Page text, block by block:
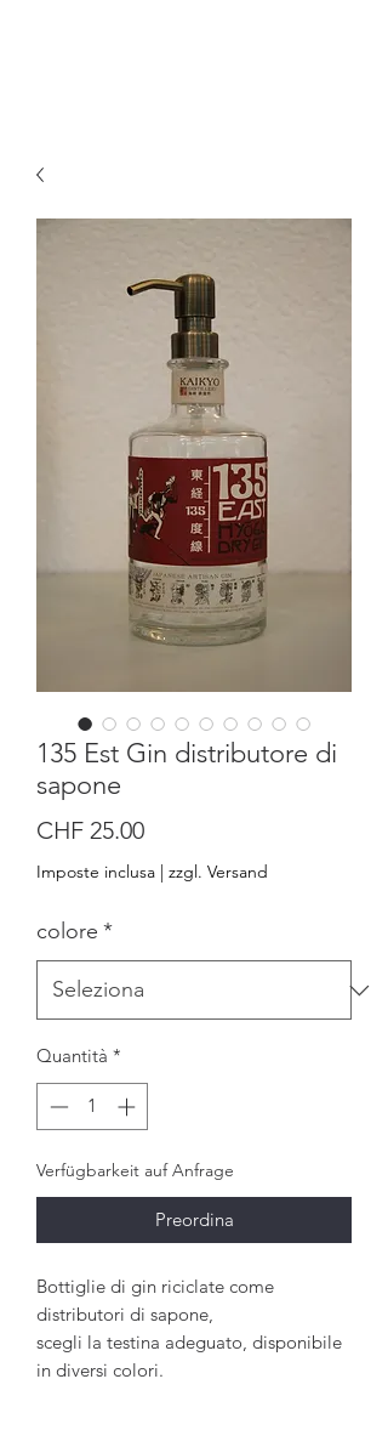
135 Est Gin distributore di
sapone
CHF 25.00Prezzo
Imposte inclusa | zzgl. Versand
colore *
Quantità *
Verfügbarkeit auf Anfrage
Preordina
Bottiglie di gin riciclate come
distributori di sapone,
scegli la testina adeguato, disponibile
in diversi colori.